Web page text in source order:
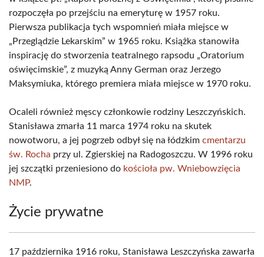
rozpoczęła po przejściu na emeryturę w 1957 roku.
Pierwsza publikacja tych wspomnień miała miejsce w
„Przeglądzie Lekarskim” w 1965 roku. Książka stanowiła
inspirację do stworzenia teatralnego rapsodu „Oratorium
oświęcimskie”, z muzyką Anny German oraz Jerzego
Maksymiuka, którego premiera miała miejsce w 1970 roku.
Ocaleli również męscy członkowie rodziny Leszczyńskich.
Stanisława zmarła 11 marca 1974 roku na skutek
nowotworu, a jej pogrzeb odbył się na łódzkim cmentarzu
św. Rocha przy ul. Zgierskiej na Radogoszczu. W 1996 roku
jej szczątki przeniesiono do kościoła pw. Wniebowzięcia
NMP.
Życie prywatne
17 października 1916 roku, Stanisława Leszczyńska zawarła